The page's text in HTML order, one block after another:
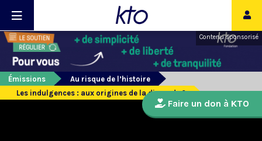
Contenu sponsorisé
Émissions
Au risque de l’histoire
Les indulgences : aux origines de la discorde ?
Faire un don à KTO